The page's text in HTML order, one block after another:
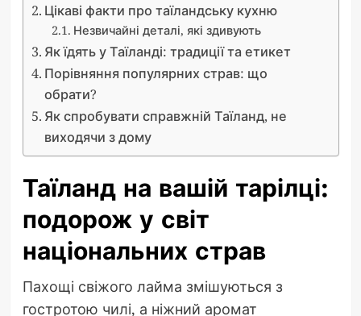
Цікаві факти про таїландську кухню
Незвичайні деталі, які здивують
Як їдять у Таїланді: традиції та етикет
Порівняння популярних страв: що
обрати?
Як спробувати справжній Таїланд, не
виходячи з дому
Таїланд на вашій тарілці:
подорож у світ
національних страв
Пахощі свіжого лайма змішуються з
гостротою чилі, а ніжний аромат